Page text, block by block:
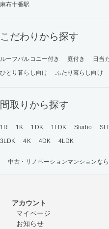
麻布十番駅
こだわりから探す
ルーフバルコニー付き 庭付き 日当
ひとり暮らし向け
ふたり暮らし向け
間取りから探す
1R 1K 1DK 1LDK Studio
3LDK
4K 4DK 4LDK
中古・リノベーションマンションな
アカウント
マイページ
お知らせ